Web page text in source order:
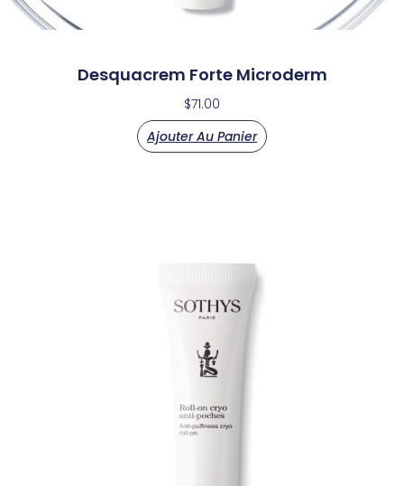
Desquacrem Forte Microderm
$71.00
Ajouter Au Panier